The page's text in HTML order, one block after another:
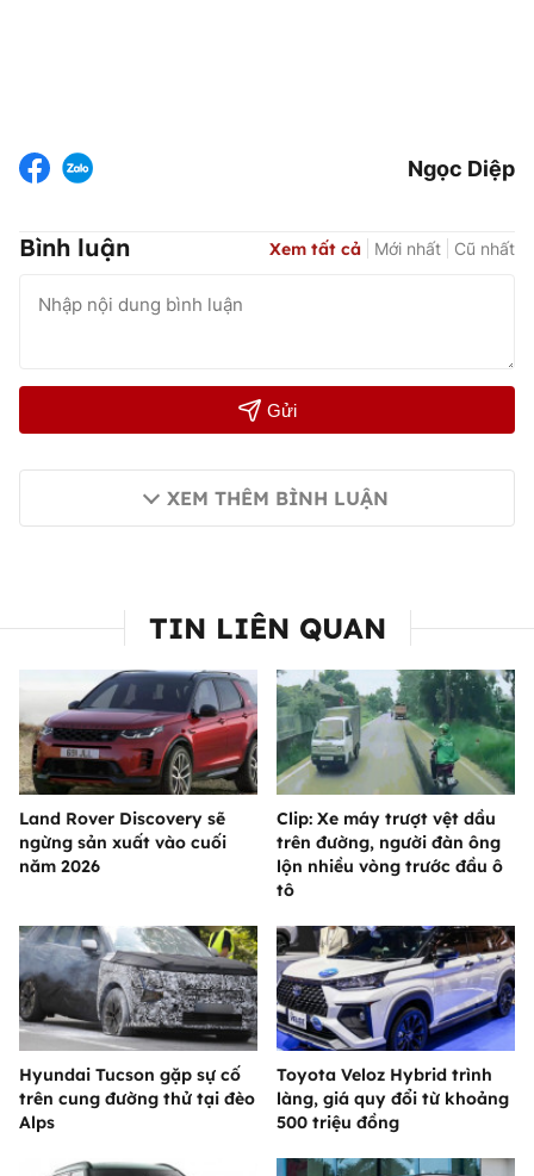
Ngọc Diệp
Bình luận Xem tất cả Mới nhất Cũ nhất
Gửi
XEM THÊM BÌNH LUẬN
TIN LIÊN QUAN
Land Rover Discovery sẽ
ngừng sản xuất vào cuối
năm 2026
Clip: Xe máy trượt vệt dầu
trên đường, người đàn ông
lộn nhiều vòng trước đầu ô
tô
Hyundai Tucson gặp sự cố
trên cung đường thử tại đèo
Alps
Toyota Veloz Hybrid trình
làng, giá quy đổi từ khoảng
500 triệu đồng